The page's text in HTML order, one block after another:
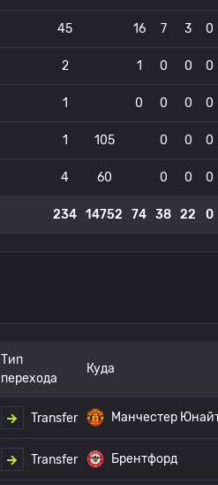
45 16 7 3 0
2 1 0 0 0
1 0 0 0 0
1 105 0 0 0
4 60 0 0 0
234 14752 74 38 22 0
Тип
перехода
Куда
Transfer Манчестер
Transfer Брентфорд